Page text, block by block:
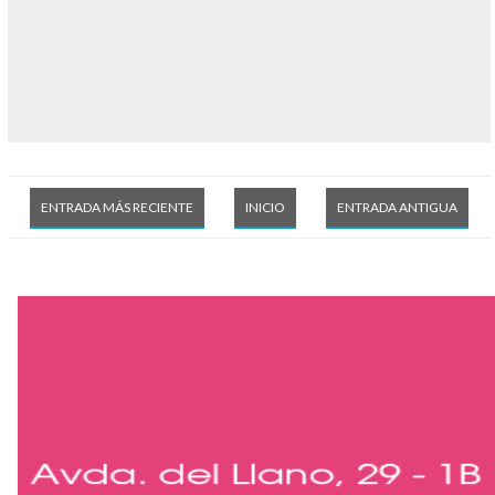
ENTRADA MÁS RECIENTE ENTRADA ANTIGUA
INICIO